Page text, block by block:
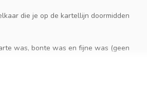
die je op de kartellijn doormidden
was, bonte was en fijne was (geen
merk A...l voor gebruiken die perfect